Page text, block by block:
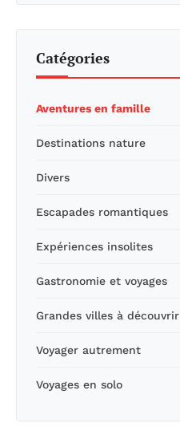
Catégories
Aventures en famille
Destinations nature
Divers
Escapades romantiques
Expériences insolites
Gastronomie et voyages
Grandes villes à découvrir
Voyager autrement
Voyages en solo